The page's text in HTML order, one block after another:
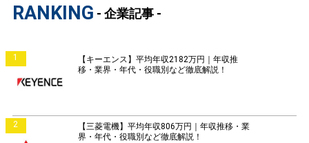
RANKING - 企業記事 -
1
【キーエンス】平均年収2182万円｜年収推
移・業界・年代・役職別など徹底解説！
2
【三菱電機】平均年収806万円｜年収推移・業
界・年代・役職別など徹底解説！